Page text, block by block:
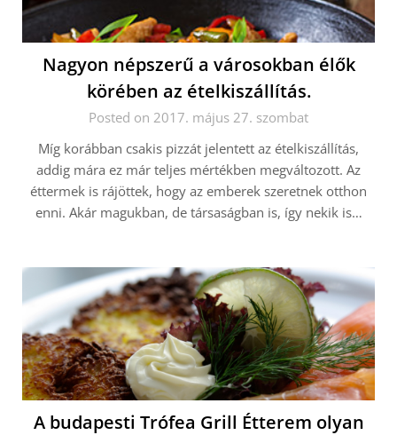
Nagyon népszerű a városokban élők
körében az ételkiszállítás.
Posted on 2017. május 27. szombat
Míg korábban csakis pizzát jelentett az ételkiszállítás,
addig mára ez már teljes mértékben megváltozott. Az
éttermek is rájöttek, hogy az emberek szeretnek otthon
enni. Akár magukban, de társaságban is, így nekik is…
A budapesti Trófea Grill Étterem olyan